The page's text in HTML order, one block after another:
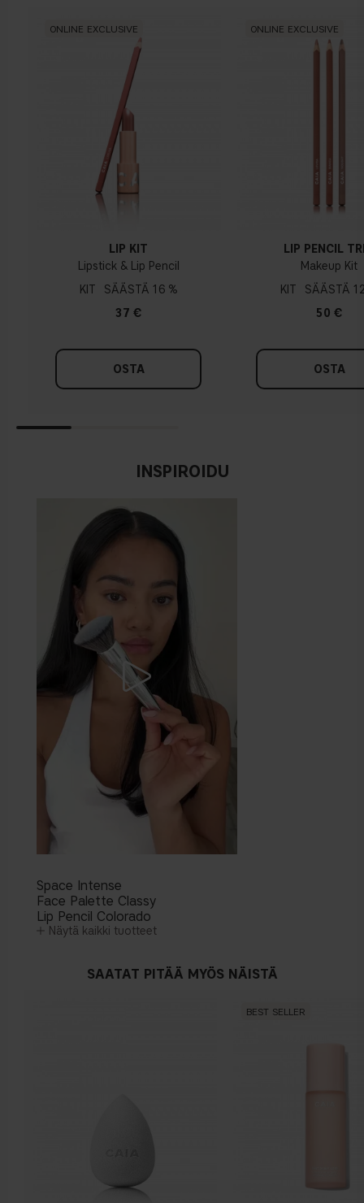
Ei ilmeistä sinisen/ vaaleanpunaisen tai keltaisen sävyä
Sininen, vaaleanpunainen tai punertava iho
ONLINE EXCLUSIVE
LIP KIT
Lipstick & Lip Pencil
KIT
16 %
37 €
OSTA
ONLINE EXCLUSIVE
LIP PENCIL
Makeup Kit
KIT
50 €
OSTA
INSPIROIDU
Space Intense
Face Palette Classy
Lip Pencil Colorado
Näytä kaikki tuotteet
SAATAT PITÄÄ MYÖS NÄISTÄ
BEST SELLER